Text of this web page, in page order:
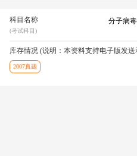
科目名称
(考试科目)
分子病
库存情况 (说明：本资料支持电子版发
2007真题